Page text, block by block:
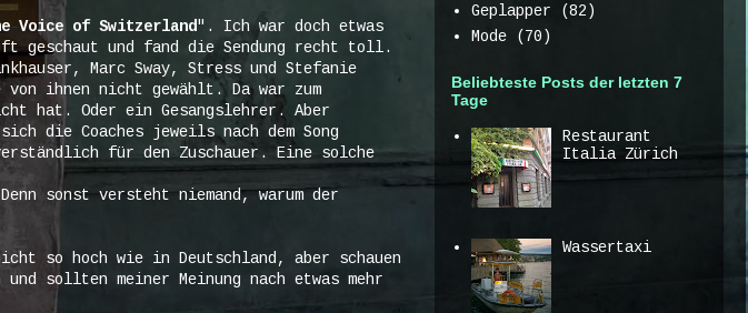
Voice of Switzerland". Ich war doch etwas
geschaut und fand die Sendung recht toll.
Marc Sway, Stress und Stefanie
ihnen nicht gewählt. Da war zum
hat. Oder ein Gesangslehrer. Aber
die Coaches jeweils nach dem Song
für den Zuschauer. Eine solche
sonst versteht niemand, warum der
so hoch wie in Deutschland, aber schauen
und sollten meiner Meinung nach etwas mehr
Geplapper
(82)
Mode
(70)
Beliebteste Posts der letzten 7
Tage
Restaurant
Italia Zürich
Wassertaxi